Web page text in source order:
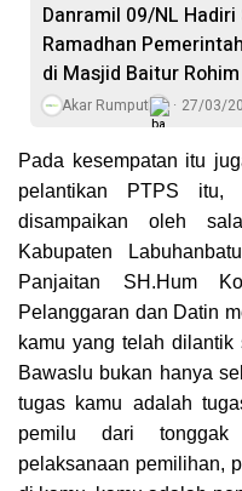
Danramil 09/NL
Ramadhan
di Masjid Baitur
Akar Rumput 27/03/
Pada kesempatan itu
pelantikan PTPS itu,
disampaikan oleh
Kabupaten
Panjaitan SH.Hum
Pelanggaran dan Datin
kamu yang telah
Bawaslu bukan hanya
tugas kamu adalah
pemilu dari tonggak
pelaksanaan pemilihan,